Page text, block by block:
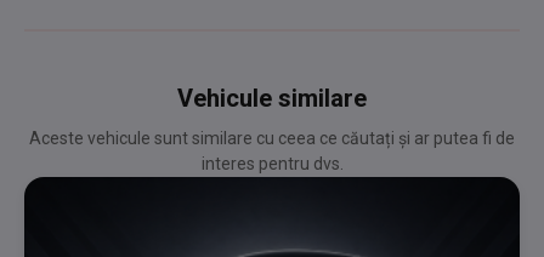
Vehicule similare
Aceste vehicule sunt similare cu ceea ce căutați și ar putea fi de
interes pentru dvs.